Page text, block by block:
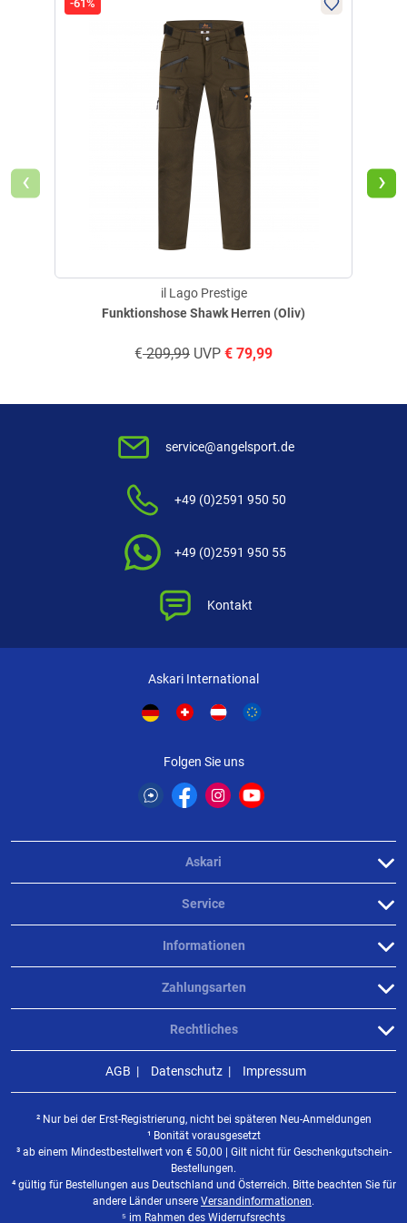
Verifizierte Bewertung
Die Grössenangabe ist für Leute die keinen Sport machen. Geht
11.07.2026 über Trusted Shops
Weitere Bewertungen ansehen
Produktbewertungen können nur von Kunden erstellt
haben. Sie erhalten dazu eine Aufforderung per Mail. Wir
getroffen, um sicherzustellen, dass es es sich um echte
-61%
Funktionshose Shawk Herren (Oliv)
il Lago Prestige
€209,99 UVP € 79,99
‹ ›
service@angelsport.de
+49 (0)2591 950 50
+49 (0)2591 950 55
Kontakt
Askari International
Folgen Sie uns
Askari
Service
Informationen
Rechtliches
Zahlungsarten
AGB Datenschutz Impressum
² Nur bei der Erst-Registrierung, nicht bei späteren Neu-Anmeldungen
¹ Bonität vorausgesetzt
³ ab einem Mindestbestellwert von € 50,00 | Gilt nicht für Geschenkgutschein-
Bestellungen.
⁴ gültig für Bestellungen aus Deutschland und Österreich. Bitte beachten Sie für
andere Länder unsere Versandinformationen.
⁵ im Rahmen des Widerrufsrechts